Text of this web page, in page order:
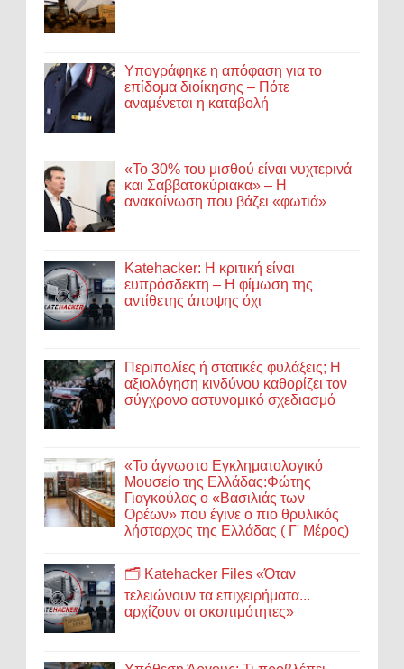
Υπογράφηκε η απόφαση για το
επίδομα διοίκησης – Πότε
αναμένεται η καταβολή
«Το 30% του μισθού είναι νυχτερινά
και Σαββατοκύριακα» – Η
ανακοίνωση που βάζει «φωτιά»
Katehacker: Η κριτική είναι
ευπρόσδεκτη – Η φίμωση της
αντίθετης άποψης όχι
Περιπολίες ή στατικές φυλάξεις; Η
αξιολόγηση κινδύνου καθορίζει τον
σύγχρονο αστυνομικό σχεδιασμό
«Το άγνωστο Εγκληματολογικό
Μουσείο της Ελλάδας:Φώτης
Γιαγκούλας ο «Βασιλιάς των
Ορέων» που έγινε ο πιο θρυλικός
λήσταρχος της Ελλάδας ( Γ' Μέρος)
🗂️ Katehacker Files «Όταν
τελειώνουν τα επιχειρήματα...
αρχίζουν οι σκοπιμότητες»